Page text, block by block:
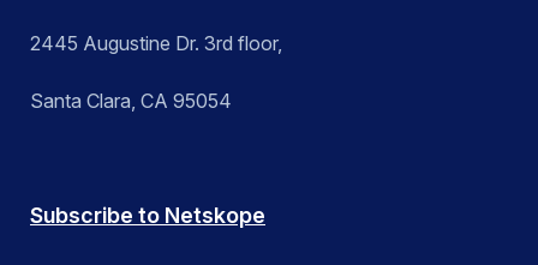
2445 Augustine Dr. 3rd floor,
Santa Clara, CA 95054
Subscribe to Netskope